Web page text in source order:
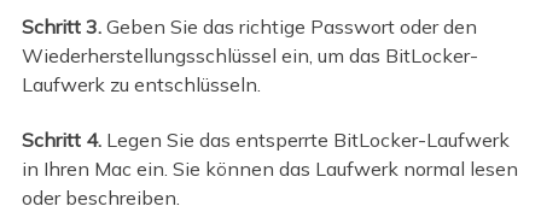
Schritt 3.Geben Sie das richtige Passwort oder den
Wiederherstellungsschlüssel ein, um das BitLocker-
Laufwerk zu entschlüsseln.
Schritt 4.Legen Sie das entsperrte BitLocker-Laufwerk
in Ihren Mac ein. Sie können das Laufwerk normal lesen
oder beschreiben.